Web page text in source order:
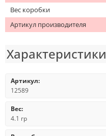
Вес коробки
Артикул производителя
Характеристики
Артикул:
12589
Вес:
4.1 гр